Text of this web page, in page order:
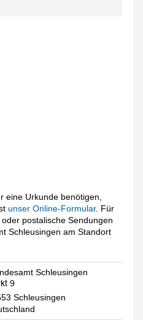
eine Urkunde benötigen,
unser Online-Formular. Für
postalische Sendungen
Schleusingen am Standort
Schleusingen
Schleusingen